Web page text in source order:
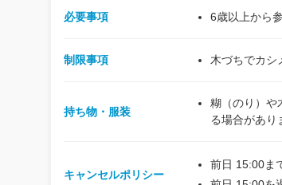
必要事項 6歳以上から
制限事項 木づちでカシ
持ち物・服装
糊（のり）
る場合があり
キャンセルポリシー
前日 15:00ま